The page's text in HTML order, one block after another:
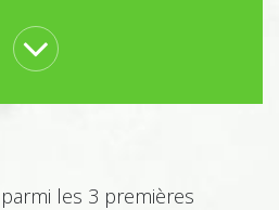
Architectureles 3 premières